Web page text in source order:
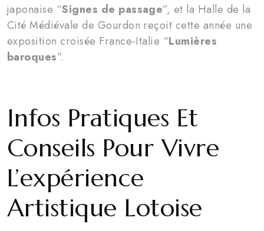
japonaise “Signes de passage”, et la Halle de la
Cité Médiévale de Gourdon reçoit cette année une
exposition croisée France-Italie “Lumières
baroques”.
Infos Pratiques Et
Conseils Pour Vivre
L’expérience
Artistique Lotoise